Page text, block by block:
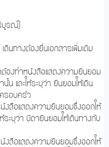
บูรณ์)
นทางต้องยื่นเอกสารเพิ่มเติม
องทำหนังสือแสดงความยินยอม
นั้น และให้ระบุว่า ยินยอมให้เดิน
รอบครัว
งสือแสดงความยินยอมซึ่งออกให้
ห้ระบุว่า บิดายินยอมให้เดินทางกับ
งสือแสดงความยินยอมซึ่งออกให้